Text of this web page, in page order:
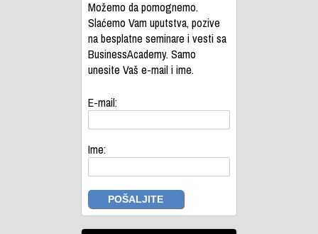
Možemo da pomognemo.
Slaćemo Vam uputstva, pozive
na besplatne seminare i vesti sa
BusinessAcademy. Samo
unesite Vaš e-mail i ime.
E-mail:
Ime: